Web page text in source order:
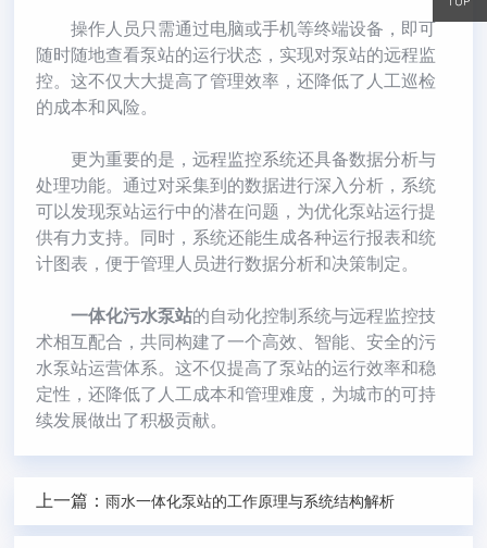
操作人员只需通过电脑或手机等终端设备，即可
随时随地查看泵站的运行状态，实现对泵站的远程监
控。这不仅大大提高了管理效率，还降低了人工巡检
的成本和风险。
更为重要的是，远程监控系统还具备数据分析与
处理功能。通过对采集到的数据进行深入分析，系统
可以发现泵站运行中的潜在问题，为优化泵站运行提
供有力支持。同时，系统还能生成各种运行报表和统
计图表，便于管理人员进行数据分析和决策制定。
一体化污水泵站的自动化控制系统与远程监控技
术相互配合，共同构建了一个高效、智能、安全的污
水泵站运营体系。这不仅提高了泵站的运行效率和稳
定性，还降低了人工成本和管理难度，为城市的可持
续发展做出了积极贡献。
上一篇：雨水一体化泵站的工作原理与系统结构解析